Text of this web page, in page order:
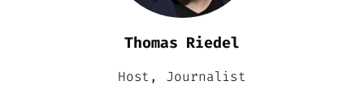
Thomas Riedel
Host, Journalist